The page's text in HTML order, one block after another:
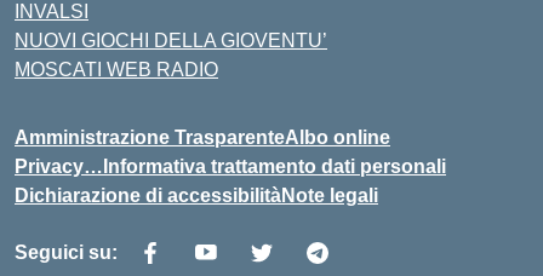
INVALSI
NUOVI GIOCHI DELLA GIOVENTU’
MOSCATI WEB RADIO
Amministrazione TrasparenteAlbo online
Privacy…Informativa trattamento dati personali
Dichiarazione di accessibilitàNote legali
Seguici su: